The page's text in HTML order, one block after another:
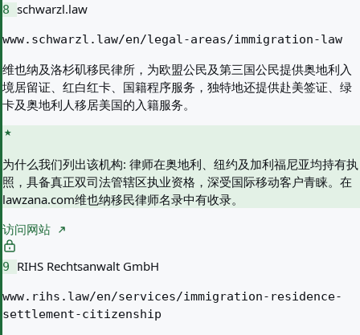
8 schwarzl.law
www.schwarzl.law/en/legal-areas/immigration-law
维也纳及洛杉矶移民律所，为欧盟公民及第三国公民提供奥地利入
境居留证、红白红卡、国籍程序服务，独特地还提供赴美签证、绿
卡及奥地利人移居美国的入籍服务。
为什么我们列出该机构: 律师在奥地利、纽约及加利福尼亚均持有执
照，具备真正双司法管辖区执业资格，深受国际移动客户青睐。在
lawzana.com维也纳移民律师名录中有收录。
访问网站
9 RIHS Rechtsanwalt GmbH
www.rihs.law/en/services/immigration-residence-
settlement-citizenship